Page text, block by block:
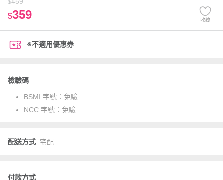
$
$359 收藏
※不適用優惠券
檢驗碼
BSMI 字號： 免驗
NCC 字號： 免驗
配送方式 宅配
付款方式